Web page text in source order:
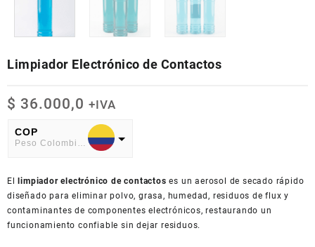
Limpiador Electrónico de Contactos
$ 36.000,0 +IVA
COP
Peso Colombiano
American Dollar
El limpiador electrónico de contactos es un aerosol de secado rápido
diseñado para eliminar polvo, grasa, humedad, residuos de flux y
contaminantes de componentes electrónicos, restaurando un
funcionamiento confiable sin dejar residuos.